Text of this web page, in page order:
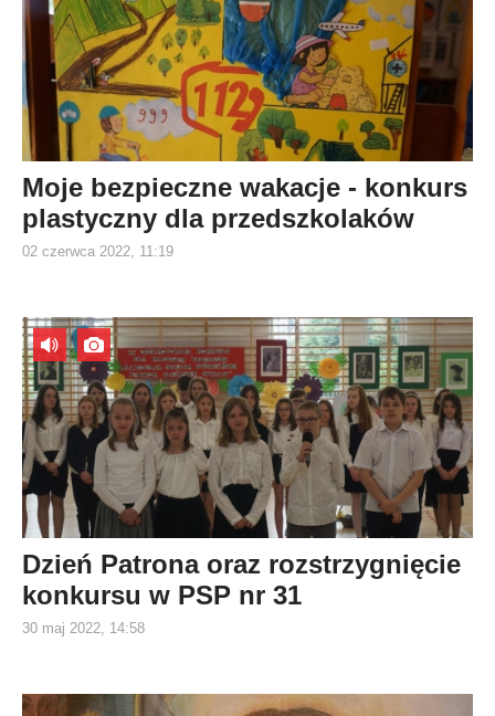
Moje bezpieczne wakacje - konkurs
plastyczny dla przedszkolaków
02 czerwca 2022, 11:19
Dzień Patrona oraz rozstrzygnięcie
konkursu w PSP nr 31
30 maj 2022, 14:58